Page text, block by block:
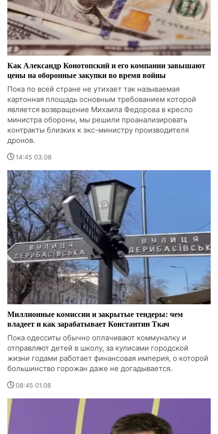
Как Александр Конотопский и его компании завышают
цены на оборонные закупки во время войны
Пока по всей стране не утихает так называемая
картонная площадь основным требованием которой
является возвращение Михаила Федорова в кресло
министра обороны, мы решили проанализировать
контракты близких к экс-министру производителя
дронов.
14:45 03.08
Миллионные комиссии и закрытые тендеры: чем
владеет и как зарабатывает Константин Ткач
Пока одесситы обычно оплачивают коммуналку и
отправляют детей в школу, за кулисами городской
жизни годами работает финансовая империя, о которой
большинство горожан даже не догадывается.
08:45 01.08